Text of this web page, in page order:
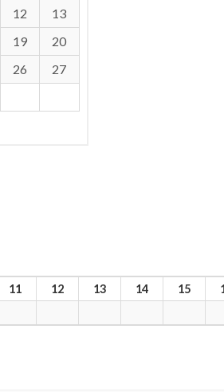
12
13
19
20
26
27
11 12 13 14 15